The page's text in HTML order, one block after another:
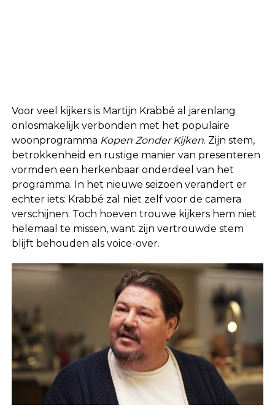
Voor veel kijkers is Martijn Krabbé al jarenlang
onlosmakelijk verbonden met het populaire
woonprogramma Kopen Zonder Kijken. Zijn stem,
betrokkenheid en rustige manier van presenteren
vormden een herkenbaar onderdeel van het
programma. In het nieuwe seizoen verandert er
echter iets: Krabbé zal niet zelf voor de camera
verschijnen. Toch hoeven trouwe kijkers hem niet
helemaal te missen, want zijn vertrouwde stem
blijft behouden als voice-over.